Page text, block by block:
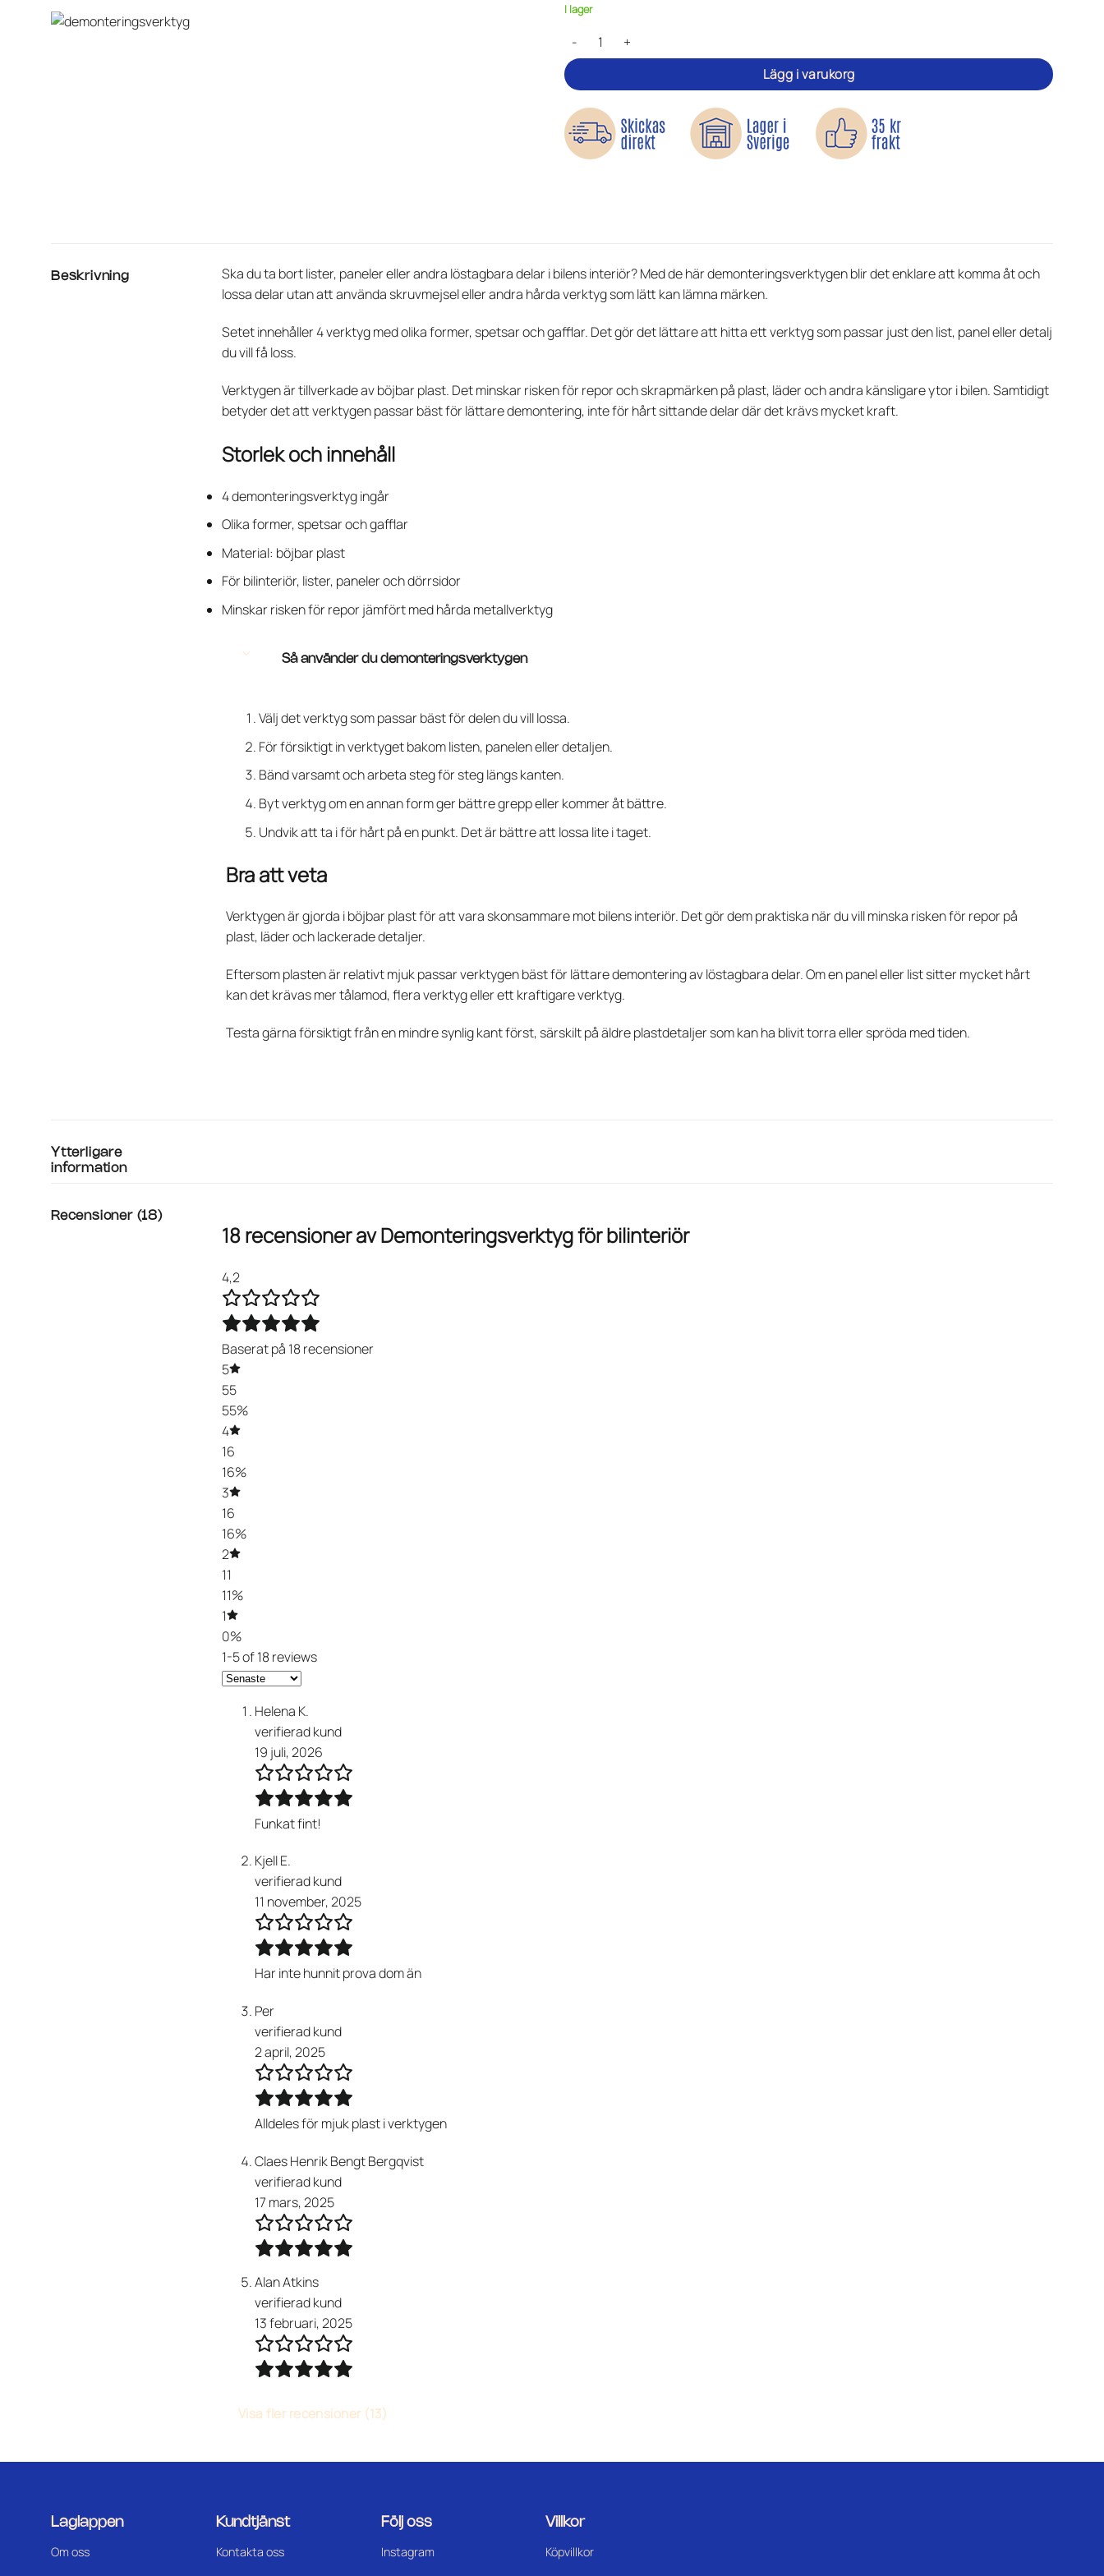
I lager
Demonteringsverktyg för bilinteriör mängd
Lägg i varukorg
Beskrivning
Ska du ta bort lister, paneler eller andra löstagbara delar i bilens interiör? Med de här demonteringsverktygen blir det enklare att komma åt och
lossa delar utan att använda skruvmejsel eller andra hårda verktyg som lätt kan lämna märken.
Setet innehåller 4 verktyg med olika former, spetsar och gafflar. Det gör det lättare att hitta ett verktyg som passar just den list, panel eller detalj
du vill få loss.
Verktygen är tillverkade av böjbar plast. Det minskar risken för repor och skrapmärken på plast, läder och andra känsligare ytor i bilen. Samtidigt
betyder det att verktygen passar bäst för lättare demontering, inte för hårt sittande delar där det krävs mycket kraft.
Storlek och innehåll
4 demonteringsverktyg ingår
Olika former, spetsar och gafflar
Material: böjbar plast
För bilinteriör, lister, paneler och dörrsidor
Minskar risken för repor jämfört med hårda metallverktyg
Så använder du demonteringsverktygen
Välj det verktyg som passar bäst för delen du vill lossa.
För försiktigt in verktyget bakom listen, panelen eller detaljen.
Bänd varsamt och arbeta steg för steg längs kanten.
Byt verktyg om en annan form ger bättre grepp eller kommer åt bättre.
Undvik att ta i för hårt på en punkt. Det är bättre att lossa lite i taget.
Bra att veta
Verktygen är gjorda i böjbar plast för att vara skonsammare mot bilens interiör. Det gör dem praktiska när du vill minska risken för repor på
plast, läder och lackerade detaljer.
Eftersom plasten är relativt mjuk passar verktygen bäst för lättare demontering av löstagbara delar. Om en panel eller list sitter mycket hårt
kan det krävas mer tålamod, flera verktyg eller ett kraftigare verktyg.
Testa gärna försiktigt från en mindre synlig kant först, särskilt på äldre plastdetaljer som kan ha blivit torra eller spröda med tiden.
Ytterligare
information
Recensioner (18)
18 recensioner avDemonteringsverktyg för bilinteriör
4,2
Baserat på 18 recensioner
5
55
55%
4
16
16%
3
16
16%
2
11
11%
1
0%
1-5 of 18 reviews
Helena K.
verifierad kund
19 juli, 2026
Funkat fint!
Kjell E.
verifierad kund
11 november, 2025
Har inte hunnit prova dom än
Per
verifierad kund
2 april, 2025
Alldeles för mjuk plast i verktygen
Claes Henrik Bengt Bergqvist
verifierad kund
17 mars, 2025
Alan Atkins
verifierad kund
13 februari, 2025
Visa fler recensioner (13)
Laglappen
Om oss
Kundtjänst
Kontakta oss
Följ oss
Instagram
Villkor
Köpvillkor